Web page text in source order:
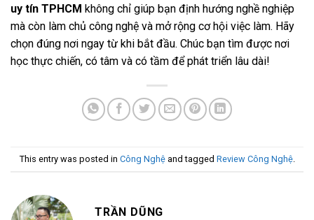
uy tín TPHCM không chỉ giúp bạn định hướng nghề nghiệp
mà còn làm chủ công nghệ và mở rộng cơ hội việc làm. Hãy
chọn đúng nơi ngay từ khi bắt đầu. Chúc bạn tìm được nơi
học thực chiến, có tâm và có tầm để phát triển lâu dài!
This entry was posted in Công Nghệand tagged Review Công Nghệ.
TRẦN DŨNG